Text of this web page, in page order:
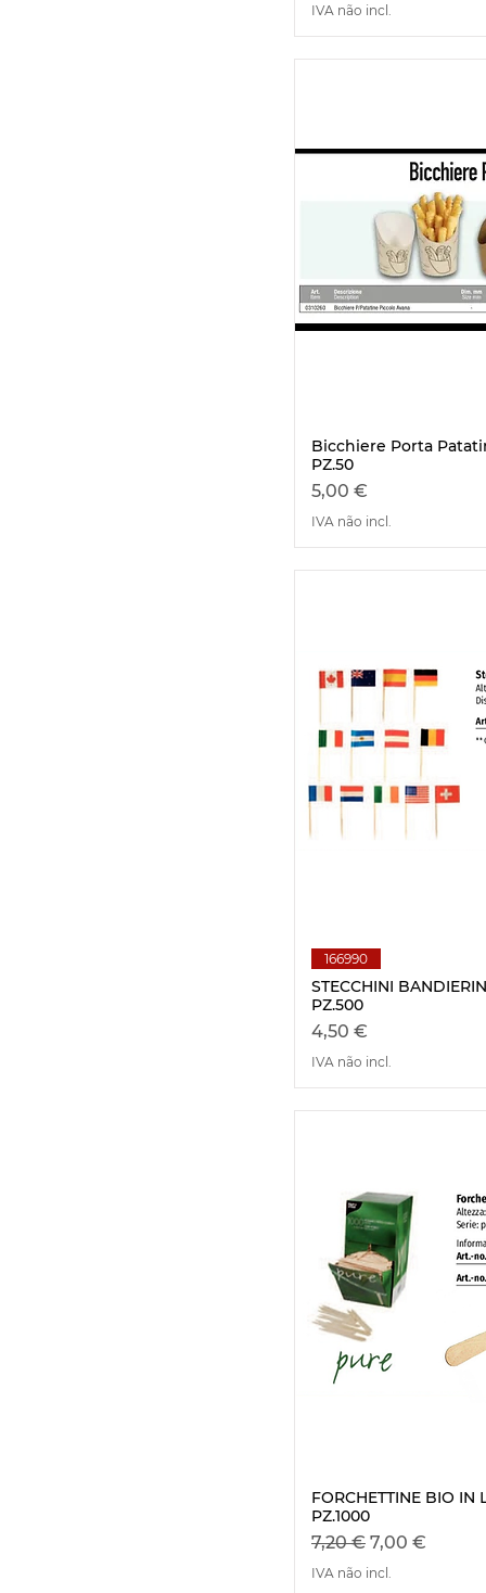
IVA não incl.
Bicchiere Porta
PZ.50
Preço
5,00 €
IVA não incl.
166990
STECCHINI
PZ.500
Preço
4,50 €
IVA não incl.
FORCHETTINE BIO IN
PZ.1000
Preço normal
7,20 € Preço
7,00 €
IVA não incl.